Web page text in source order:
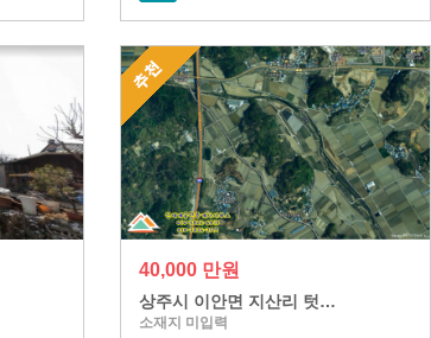
40,000 만원
상주시 이안면 지산리 텃…
소재지 미입력